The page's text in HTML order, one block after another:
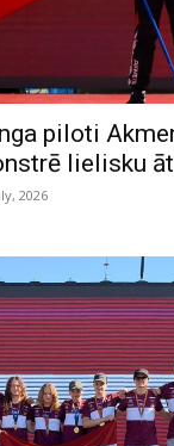
piloti
lielisku
2026